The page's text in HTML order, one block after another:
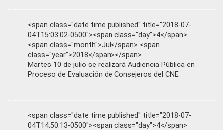
<span class="date time published" title="2018-07-
04T15:03:02-0500"><span class="day">4</span>
<span class="month">Jul</span> <span
class="year">2018</span></span>
Martes 10 de julio se realizará Audiencia Pública en
Proceso de Evaluación de Consejeros del CNE
<span class="date time published" title="2018-07-
04T14:50:13-0500"><span class="day">4</span>